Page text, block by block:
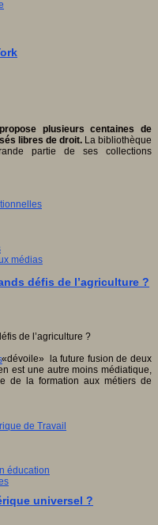
médias
de Travail
éducation
plusieurs centaines de
libres de droit. La bibliothèque
partie de ses collections
défis de l’agriculture ?
la future fusion de deux
est une autre moins médiatique,
de la formation aux métiers de
universel ?